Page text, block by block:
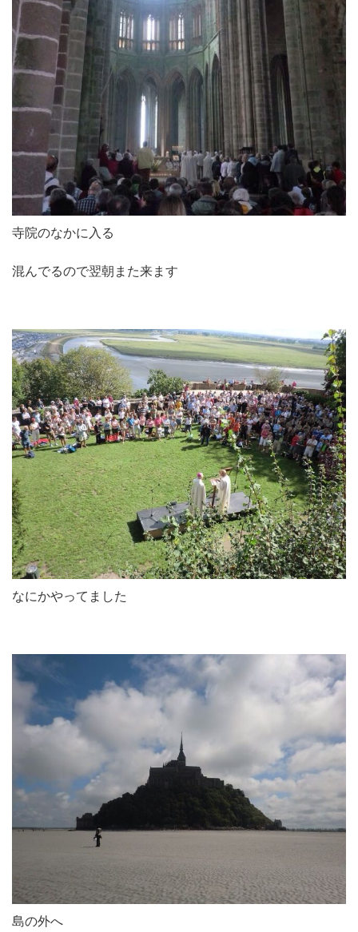
寺院のなかに入る
混んでるので翌朝また来ます
なにかやってました
島の外へ